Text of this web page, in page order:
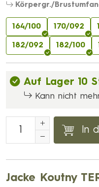
Körpergr./
164/100 170/092
182/092 182/100
Auf Lager 10
Kann nicht
In
Jacke Koutny